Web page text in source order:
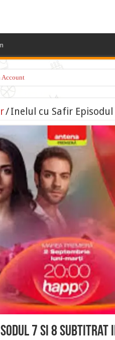
Account
/Inelul cu Safir
7 si 8 Subtitrat